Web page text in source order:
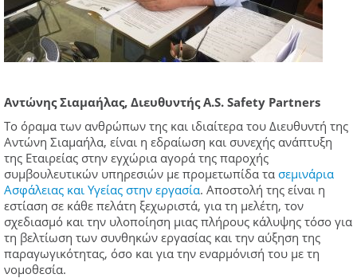
Αντώνης Σιαμαήλας, Διευθυντής A.S. Safety Partners
Το όραμα των ανθρώπων της και ιδιαίτερα του Διευθυντή της
Αντώνη Σιαμαήλα, είναι η εδραίωση και συνεχής ανάπτυξη
της Εταιρείας στην εγχώρια αγορά της παροχής
συμβουλευτικών υπηρεσιών με προμετωπίδα τα σεμινάρια
Ασφάλειας και Υγείας στην εργασία. Αποστολή της είναι η
εστίαση σε κάθε πελάτη ξεχωριστά, για τη μελέτη, τον
σχεδιασμό και την υλοποίηση μιας πλήρους κάλυψης τόσο για
τη βελτίωση των συνθηκών εργασίας και την αύξηση της
παραγωγικότητας, όσο και για την εναρμόνισή του με τη
νομοθεσία.